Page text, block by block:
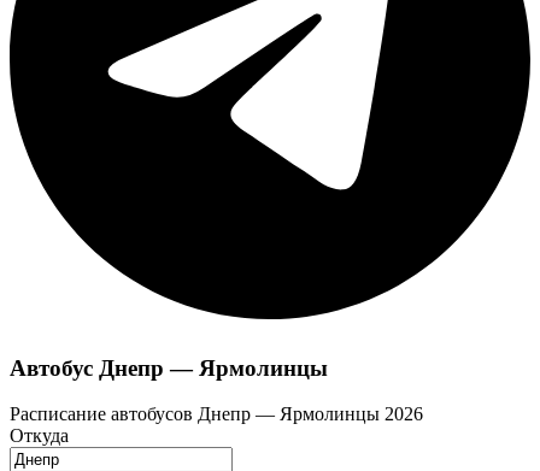
Автобус Днепр — Ярмолинцы
Расписание автобусов Днепр — Ярмолинцы 2026
Откуда